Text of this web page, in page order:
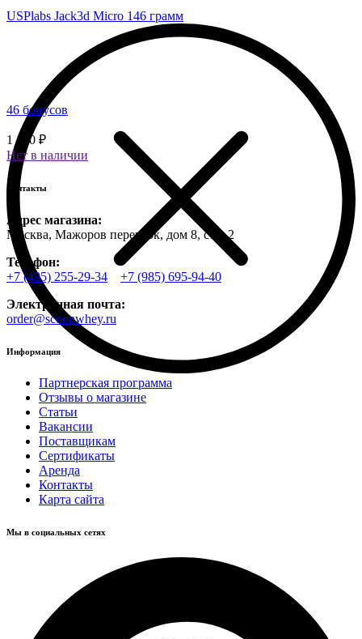
USPlabs Jack3d Micro 146 грамм
46 бонусов
1 150 ₽
Нет в наличии
Контакты
Адрес магазина:
Москва, Мажоров переулок, дом 8, стр. 2
Телефон:
+7 (495) 255-29-34
+7 (985) 695-94-40
Электронная почта:
order@scoopwhey.ru
Информация
Партнерская программа
Отзывы о магазине
Статьи
Вакансии
Поставщикам
Сертификаты
Аренда
Контакты
Карта сайта
Мы в социальных сетях